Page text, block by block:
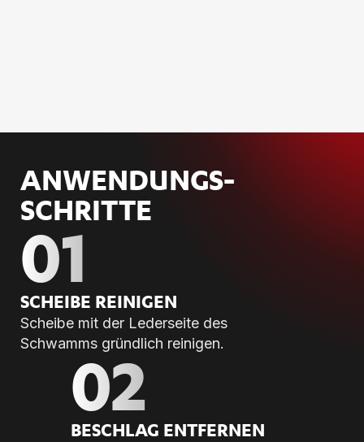
ANWENDUNGS­
SCHRITTE
01
SCHEI­BE REI­NI­GEN
Scheibe mit der Lederseite des
Schwamms gründlich reinigen.
02
BE­SCHLAG ENT­FER­NEN